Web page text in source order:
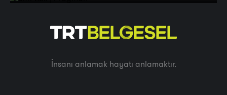
İnsanı anlamak hayatı anlamaktır.